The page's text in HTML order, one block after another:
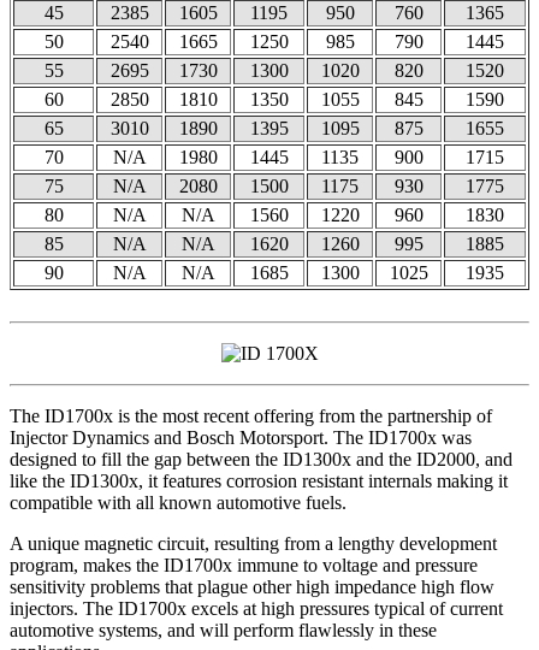
45
2385 1605 1195 950 760
1365
50
2540 1665 1250 985 790
1445
55
2695 1730 1300 1020 820
1520
60
2850 1810 1350 1055 845
1590
65
3010 1890 1395 1095 875
1655
70
N/A 1980 1445 1135 900
1715
75
N/A 2080 1500 1175 930
1775
80
N/A N/A 1560 1220 960
1830
85
N/A N/A 1620 1260 995
1885
90
N/A N/A 1685 1300 1025 1935
The ID1700x is the most recent offering from the partnership of
Injector Dynamics and Bosch Motorsport. The ID1700x was
designed to fill the gap between the ID1300x and the ID2000, and
like the ID1300x, it features corrosion resistant internals making it
compatible with all known automotive fuels.
A unique magnetic circuit, resulting from a lengthy development
program, makes the ID1700x immune to voltage and pressure
sensitivity problems that plague other high impedance high flow
injectors. The ID1700x excels at high pressures typical of current
automotive systems, and will perform flawlessly in these